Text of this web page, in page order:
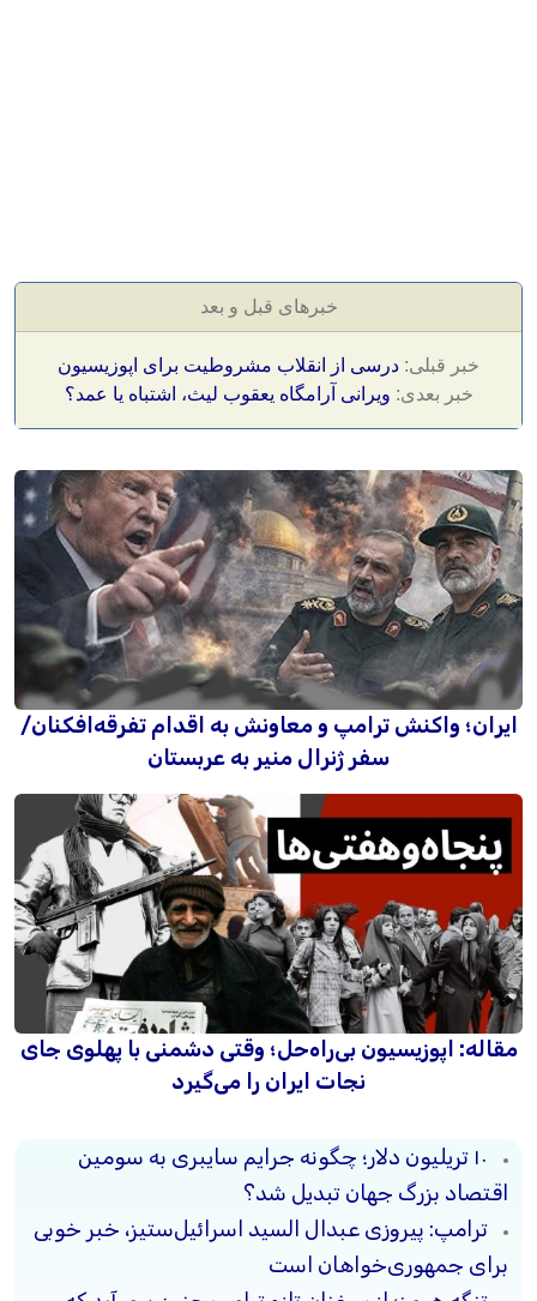
خبرهای قبل و بعد
خبر قبلی: درسی از انقلاب مشروطیت برای اپوزیسیون
خبر بعدی: ویرانی آرامگاه یعقوب لیث، اشتباه یا عمد؟
ایران؛ واکنش ترامپ و معاونش به اقدام تفرقه‌افکنان/
سفر ژنرال منیر به عربستان
مقاله: اپوزیسیون بی‌راه‌حل؛ وقتی دشمنی با پهلوی جای
نجات ایران را می‌گیرد
۱۰ تریلیون دلار؛ چگونه جرایم سایبری به سومین
اقتصاد بزرگ جهان تبدیل شد؟
ترامپ: پیروزی عبدال السید اسرائیل‌ستیز، خبر خوبی
برای جمهوری‌خواهان است